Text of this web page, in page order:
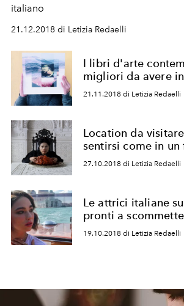
italiano
21.12.2018 di Letizia Redaelli
I libri d'arte
migliori da avere
21.11.2018 di Letizia Redaelli
Location da
sentirsi come in un
27.10.2018 di Letizia Redaelli
Le attrici italiane
pronti a
19.10.2018 di Letizia Redaelli